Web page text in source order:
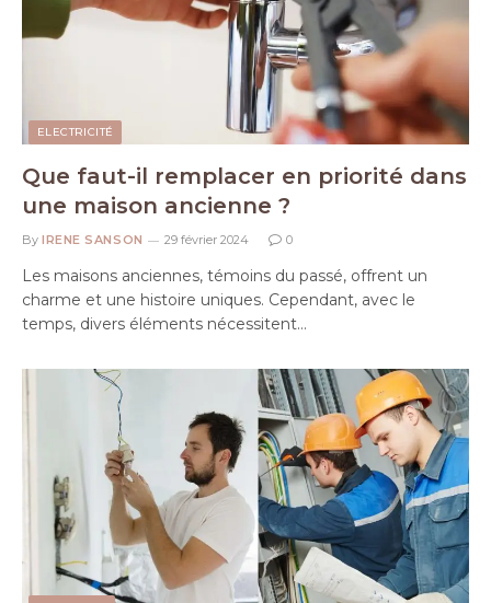
ELECTRICITÉ
Que faut-il remplacer en priorité dans
une maison ancienne ?
By IRENE SANSON 29 février 2024 0
Les maisons anciennes, témoins du passé, offrent un
charme et une histoire uniques. Cependant, avec le
temps, divers éléments nécessitent…